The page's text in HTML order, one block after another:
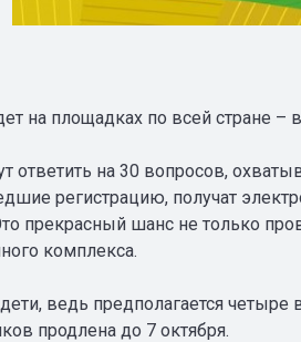
на площадках по всей стране –
ответить на 30 вопросов,
регистрацию, получат
прекрасный шанс не только
комплекса.
ведь предполагается
продлена до 7 октября.